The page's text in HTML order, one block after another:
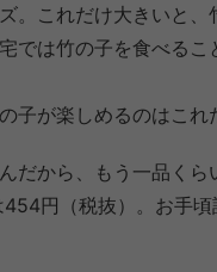
。これだけ大きいと、
では竹の子を食べる
子が楽しめるのはこれ
だから、もう一品く
円（税抜）。お手